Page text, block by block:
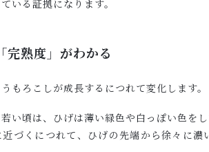
いる証拠になります。
完熟度」がわかる
もろこしが成長するにつれて変化します。
い頃は、ひげは薄い緑色や白っぽい色を
近づくにつれて、ひげの先端から徐々に